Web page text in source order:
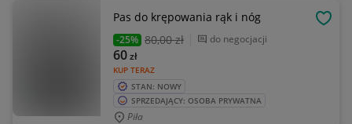
Pas do krępowania rąk i nóg
-25% 80,00 zł do negocjacji
KUP TERAZ
60zł
STAN: NOWY
SPRZEDAJĄCY: OSOBA PRYWATNA
Piła